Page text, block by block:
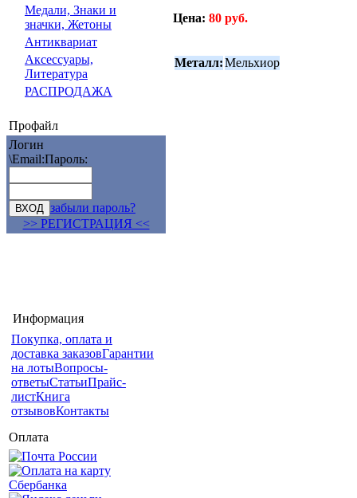
Медали, Знаки и
значки, Жетоны
Антиквариат
Аксессуары,
Литература
РАСПРОДАЖА
Профайл
Логин
\Email:Пароль:
забыли пароль?
>> РЕГИСТРАЦИЯ <<
Информация
Покупка, оплата и
доставка заказовГарантии
на лотыВопросы-
ответыСтатьиПрайс-
листКнига
отзывовКонтакты
Оплата
Цена: 80 руб.
Металл:Мельхиор